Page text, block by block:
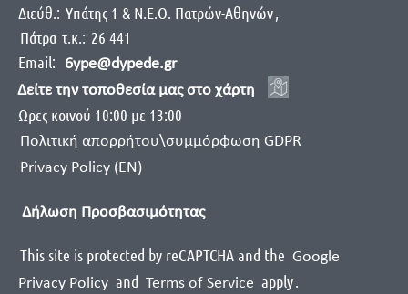
Διεύθ.: Yπάτης 1 & Ν.Ε.Ο. Πατρών-Αθηνών,
Πάτρα τ.κ.: 26 441
Email:
6ype@dypede.gr
Δείτε την τοποθεσία μας στο χάρτη
Ωρες κοινού 10:00 με 13:00
Πολιτική απορρήτου\συμμόρφωση GDPR
Privacy Policy (EN)
Δήλωση Προσβασιμότητας
This site is protected by reCAPTCHA and the Google
Privacy Policy and Terms of Service apply.